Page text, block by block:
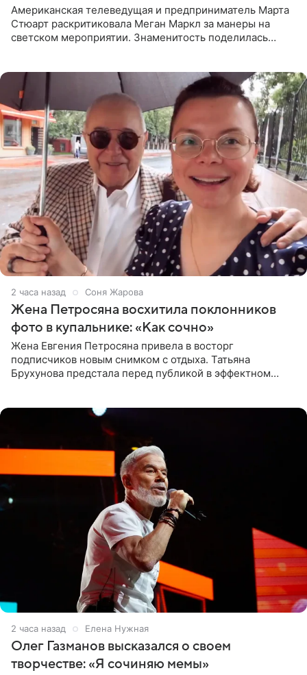
Американская телеведущая и предприниматель Марта
Стюарт раскритиковала Меган Маркл за манеры на
светском мероприятии. Знаменитость поделилась
2 часа назад Соня Жарова
Жена Петросяна восхитила поклонников
фото в купальнике: «Как сочно»
Жена Евгения Петросяна привела в восторг
подписчиков новым снимком с отдыха. Татьяна
Брухунова предстала перед публикой в эффектном
2 часа назад Елена Нужная
Олег Газманов высказался о своем
творчестве: «Я сочиняю мемы»